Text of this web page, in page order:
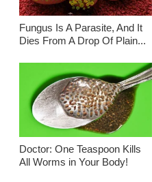
Fungus Is A Parasite, And It
Dies From A Drop Of Plain...
Doctor: One Teaspoon Kills
All Worms in Your Body!